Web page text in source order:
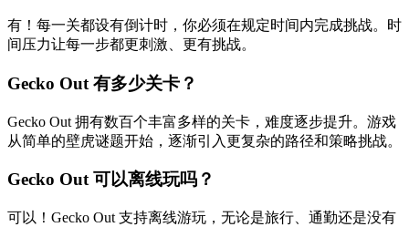
有！每一关都设有倒计时，你必须在规定时间内完成挑战。时
间压力让每一步都更刺激、更有挑战。
Gecko Out 有多少关卡？
Gecko Out 拥有数百个丰富多样的关卡，难度逐步提升。游戏
从简单的壁虎谜题开始，逐渐引入更复杂的路径和策略挑战。
Gecko Out 可以离线玩吗？
可以！Gecko Out 支持离线游玩，无论是旅行、通勤还是没有